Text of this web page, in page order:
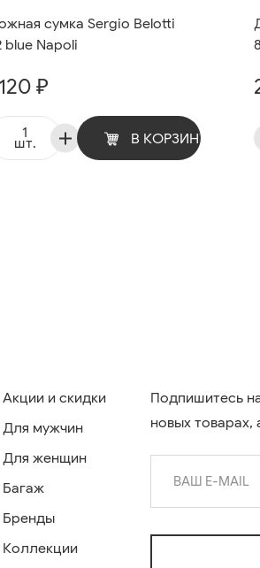
сумка Sergio Belotti
blue Napoli
₽
шт. В КОРЗИНУ
Акции и скидки
Для мужчин
Для женщин
Багаж
Бренды
Коллекции
Подпишитесь
новых товарах,